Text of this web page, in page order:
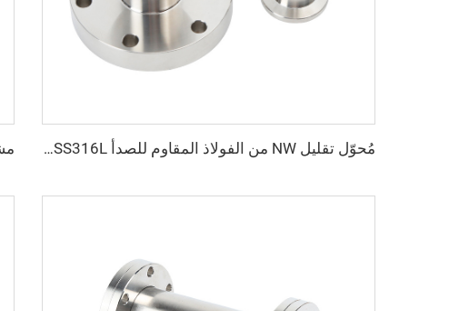
مُحوّل تقليل NW من الفولاذ المقاوم للصدأ SS304/SS316L، وصلات مواسير فراغية، مخفض شفة من CF إلى KF لتطبيقات أشباه الموصلات